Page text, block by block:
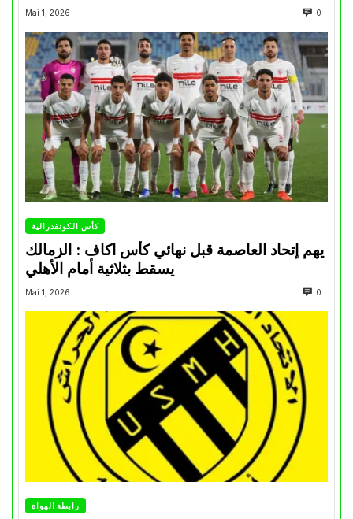
Mai 1, 2026 0
كأس الكونفدرالية
يهم إتحاد العاصمة قبل نهائي كأس اكاف : الزمالك
Mai 1, 2026 0
رابطة الهواة